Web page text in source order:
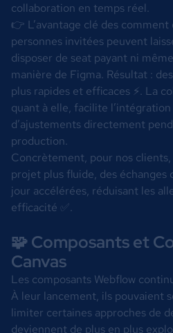
collaboration en temps réel.
👉 L’avantage clé des comment
personnes invitées peuvent
disposer de seat payant ni
manière de Figma. Résultat :
plus rapides et efficaces ⚡. La
quant à elle, facilite
d’ajustements directement
production.
Concrètement, pour nos
projet plus fluide, des échanges
jour accélérées, réduisant les
efficacité ✅.
🧩 Composants et
Canvas
Les composants Webflow
À leur lancement, ils pouvaient
limiter certaines approches de
deviennent de plus en plus